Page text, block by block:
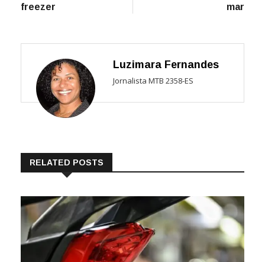
freezer
mar
Luzimara Fernandes
Jornalista MTB 2358-ES
RELATED POSTS